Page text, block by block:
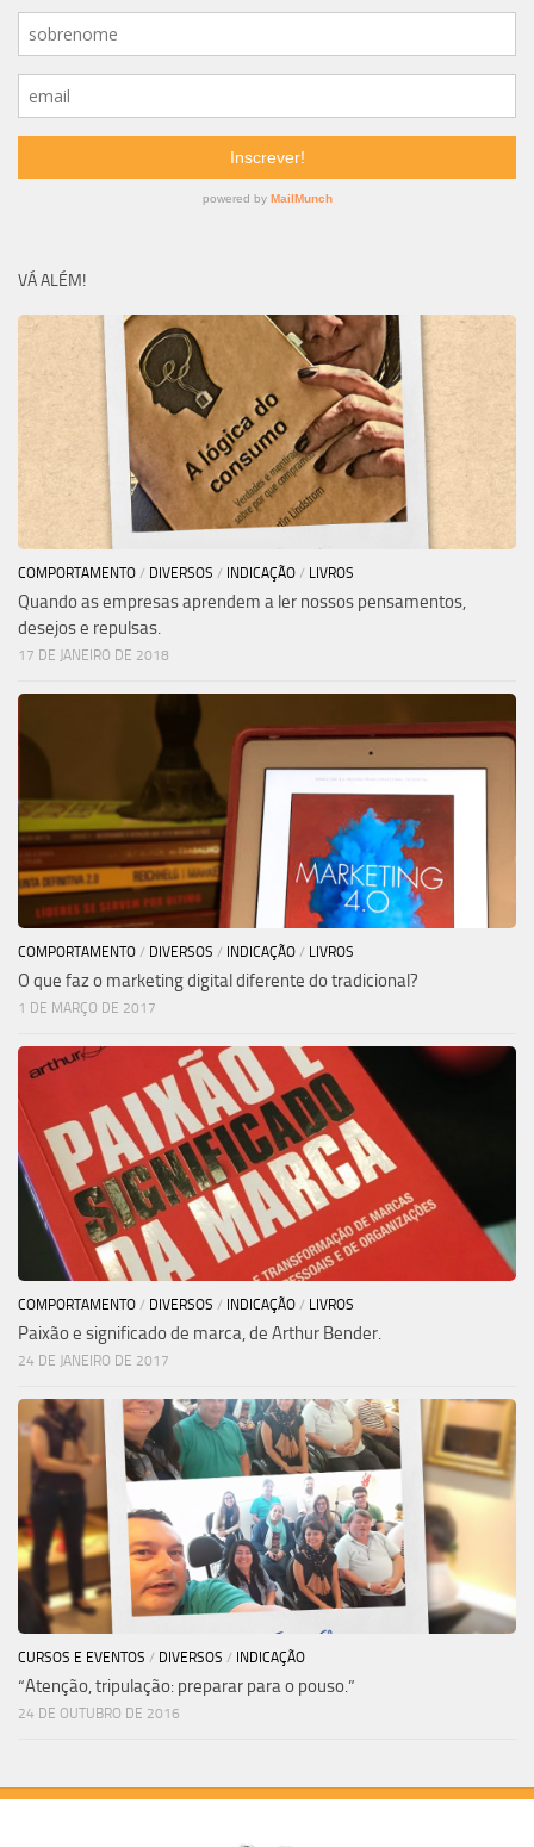
VÁ ALÉM!
COMPORTAMENTO / DIVERSOS / INDICAÇÃO / LIVROS
Quando as empresas aprendem a ler nossos pensamentos,
desejos e repulsas.
17 DE JANEIRO DE 2018
COMPORTAMENTO / DIVERSOS / INDICAÇÃO / LIVROS
O que faz o marketing digital diferente do tradicional?
1 DE MARÇO DE 2017
COMPORTAMENTO / DIVERSOS / INDICAÇÃO / LIVROS
Paixão e significado de marca, de Arthur Bender.
24 DE JANEIRO DE 2017
CURSOS E EVENTOS / DIVERSOS / INDICAÇÃO
“Atenção, tripulação: preparar para o pouso.”
24 DE OUTUBRO DE 2016